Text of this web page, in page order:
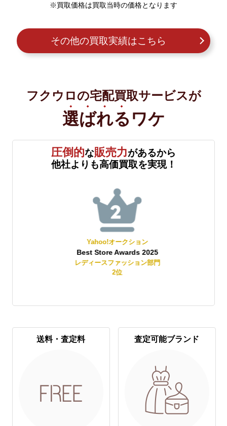
※買取価格は買取当時の価格となります
その他の買取実績はこちら
フクウロの宅配買取サービスが
選ばれる ワケ
圧倒的な販売力があるから
他社よりも高価買取を実現！
Yahoo!オークション
Best Store Awards 2025
レディースファッション部門
2位
送料・査定料 査定可能ブランド